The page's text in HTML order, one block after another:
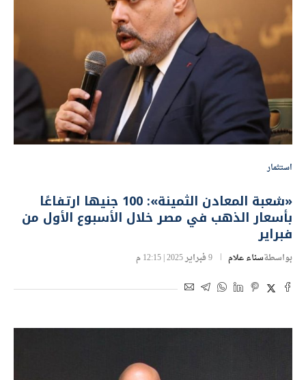
استثمار
«شعبة المعادن الثمينة»: 100 جنيها ارتفاعًا
بأسعار الذهب في مصر خلال الأسبوع الأول من
فبراير
بواسطةسناء علام 9 فبراير 2025 | 12:15 م